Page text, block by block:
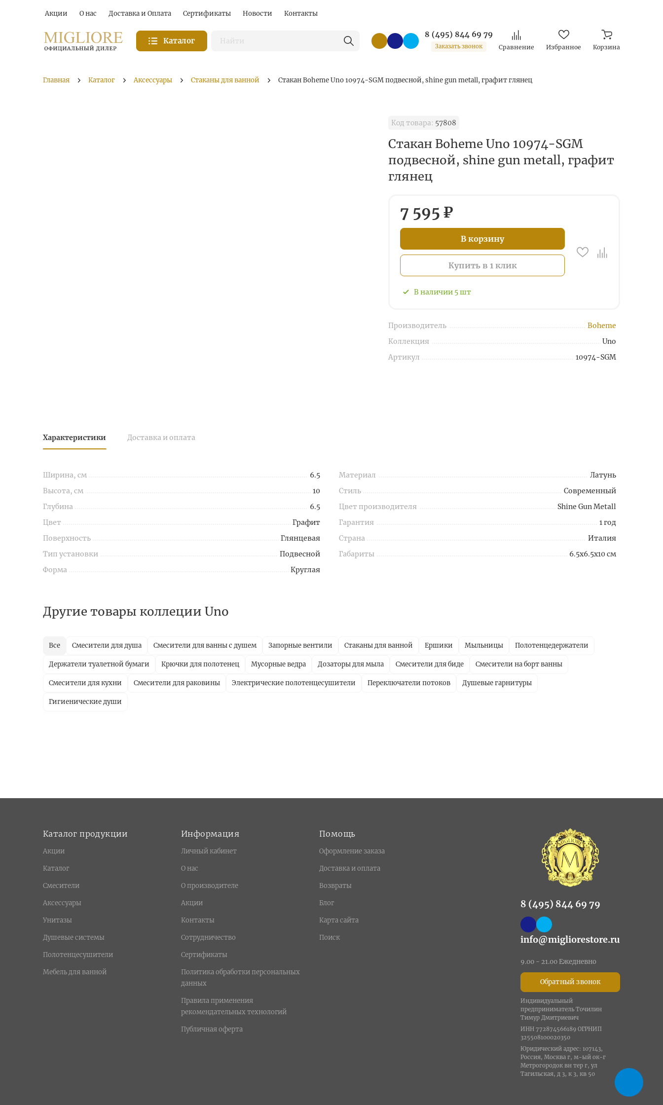
Акции О нас Доставка и Оплата Сертификаты Новости Контакты
Каталог
8 (495) 844 69 79
Заказать звонок Сравнение Избранное Корзина
Главная Каталог Аксессуары Стаканы для ванной Стакан Boheme Uno 10974-SGM подвесной, shine gun metall, графит глянец
Код товара: 57808
Стакан Boheme Uno 10974-SGM
подвесной, shine gun metall, графит
глянец
7 595 ₽
В корзину
Купить в 1 клик
В наличии 5шт
Производитель
Boheme
Коллекция
Uno
Артикул
10974-SGM
Характеристики Доставка и оплата
Ширина, см
6.5
Высота, см
10
Глубина
6.5
Цвет
Графит
Поверхность
Глянцевая
Тип установки
Подвесной
Форма
Круглая
Материал
Латунь
Стиль
Современный
Цвет производителя
Shine Gun Metall
Гарантия
1 год
Страна
Италия
Габариты
6.5x6.5x10 см
Другие товары коллеции Uno
Все Смесители для душа Смесители для ванны с душем Запорные вентили Стаканы для ванной Ершики Мыльницы Полотенцедержатели
Держатели туалетной бумаги Крючки для полотенец Мусорные ведра Дозаторы для мыла Смесители для биде Смесители на борт ванны
Смесители для кухни Смесители для раковины Электрические полотенцесушители Переключатели потоков Душевые гарнитуры
Гигиенические души
Каталог продукции
Акции
Каталог
Смесители
Аксессуары
Унитазы
Душевые системы
Полотенцесушители
Мебель для ванной
Информация
Личный кабинет
О нас
О производителе
Акции
Контакты
Сотрудничество
Сертификаты
Политика обработки персональных
данных
Правила применения
рекомендательных технологий
Публичная оферта
Помощь
Оформление заказа
Доставка и оплата
Возвраты
Блог
Карта сайта
Поиск
8 (495) 844 69 79
info@migliorestore.ru
9.00 - 21.00 Ежедневно
Обратный звонок
Индивидуальный
предприниматель Точилин
Тимур Дмитриевич
ИНН 772874566189 ОГРНИП
325508100020350
Юридический адрес: 107143,
Россия, Москва г, м-ый ок-г
Метрогородок вн тер г, ул
Тагильская, д 3, к 3, кв 50